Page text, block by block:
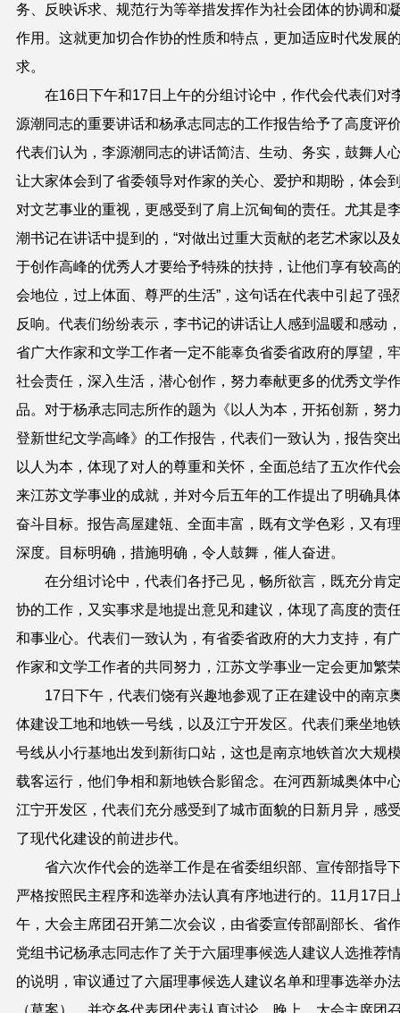
务、反映诉求、规范行为等举措发挥作为社会团体的协调和
作用。这就更加切合作协的性质和特点，更加适应时代发展
求。
在16日下午和17日上午的分组讨论中，作代会代表们对
源潮同志的重要讲话和杨承志同志的工作报告给予了高度评
代表们认为，李源潮同志的讲话简洁、生动、务实，鼓舞人
让大家体会到了省委领导对作家的关心、爱护和期盼，体会
对文艺事业的重视，更感受到了肩上沉甸甸的责任。尤其是
潮书记在讲话中提到的，“对做出过重大贡献的老艺术家以及
于创作高峰的优秀人才要给予特殊的扶持，让他们享有较高
会地位，过上体面、尊严的生活”，这句话在代表中引起了强
反响。代表们纷纷表示，李书记的讲话让人感到温暖和感动
省广大作家和文学工作者一定不能辜负省委省政府的厚望，
社会责任，深入生活，潜心创作，努力奉献更多的优秀文学
品。对于杨承志同志所作的题为《以人为本，开拓创新，努
登新世纪文学高峰》的工作报告，代表们一致认为，报告突
以人为本，体现了对人的尊重和关怀，全面总结了五次作代
来江苏文学事业的成就，并对今后五年的工作提出了明确具
奋斗目标。报告高屋建瓴、全面丰富，既有文学色彩，又有
深度。目标明确，措施明确，令人鼓舞，催人奋进。
在分组讨论中，代表们各抒己见，畅所欲言，既充分肯
协的工作，又实事求是地提出意见和建议，体现了高度的责
和事业心。代表们一致认为，有省委省政府的大力支持，有
作家和文学工作者的共同努力，江苏文学事业一定会更加繁
17日下午，代表们饶有兴趣地参观了正在建设中的南京
体建设工地和地铁一号线，以及江宁开发区。代表们乘坐地
号线从小行基地出发到新街口站，这也是南京地铁首次大规
载客运行，他们争相和新地铁合影留念。在河西新城奥体中
江宁开发区，代表们充分感受到了城市面貌的日新月异，感
了现代化建设的前进步代。
省六次作代会的选举工作是在省委组织部、宣传部指导
严格按照民主程序和选举办法认真有序地进行的。11月17日
午，大会主席团召开第二次会议，由省委宣传部副部长、省
党组书记杨承志同志作了关于六届理事候选人建议人选推荐
的说明，审议通过了六届理事候选人建议名单和理事选举办
（草案），并交各代表团代表认真讨论。晚上，大会主席团